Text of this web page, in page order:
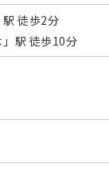
駅 徒歩2分
」駅 徒歩10分